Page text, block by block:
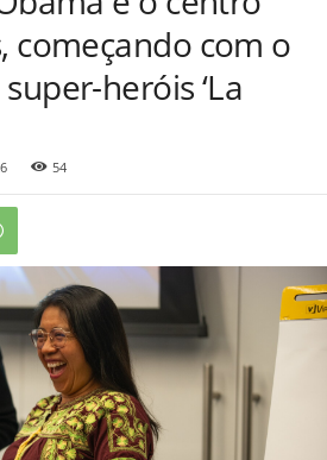
começando com o
heróis ‘La
54